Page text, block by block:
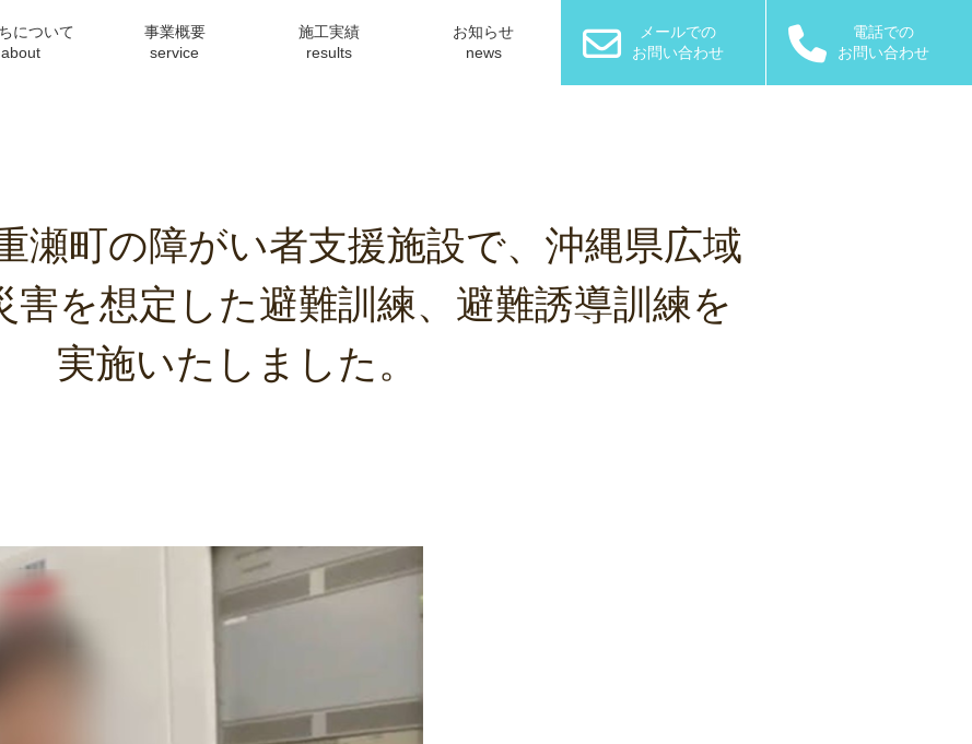
について
about
事業概要
service
施工実績
results
お知らせ
news
メールでの
お問い合わせ
電話での
お問い合わせ
瀬町の障がい者支援施設で、沖縄県広域
害を想定した避難訓練、避難誘導訓練を
実施いたしました。